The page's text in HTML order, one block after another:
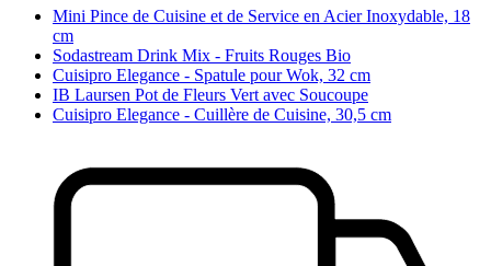
Mini Pince de Cuisine et de Service en Acier Inoxydable, 18
cm
Sodastream Drink Mix - Fruits Rouges Bio
Cuisipro Elegance - Spatule pour Wok, 32 cm
IB Laursen Pot de Fleurs Vert avec Soucoupe
Cuisipro Elegance - Cuillère de Cuisine, 30,5 cm